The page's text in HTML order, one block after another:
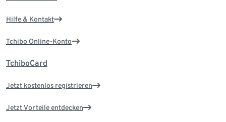
Hilfe & Kontakt
Tchibo Online-Konto
TchiboCard
Jetzt kostenlos registrieren
Jetzt Vorteile entdecken